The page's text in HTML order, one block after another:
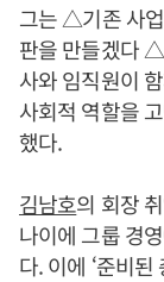
그는 △기존 사
판을 만들겠다
사와 임직원이
사회적 역할을
했다.
김남호의 회장
나이에 그룹 경
다. 이에 ‘준비된